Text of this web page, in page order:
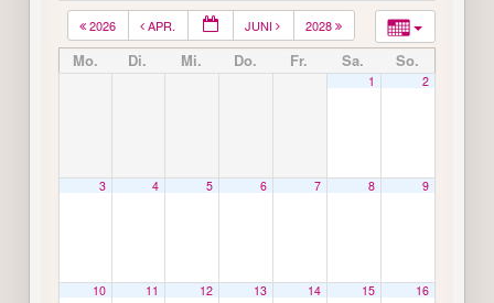
2026 APR. JUNI 2028
Mo. Di. Mi. Do. Fr. Sa. So.
1 2
3 4 5 6 7 8 9
10 11 12 13 14 15 16